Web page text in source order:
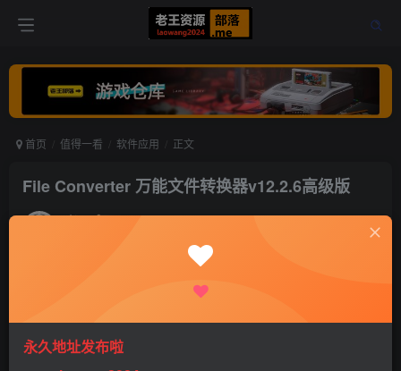
首页 值得一看 软件应用 正文
File Converter 万能文件转换器v12.2.6高级版
老王 打赏
永久地址发布啦